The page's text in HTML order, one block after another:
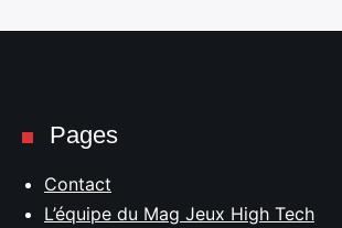
Pages
Contact
L’équipe du Mag Jeux High Tech